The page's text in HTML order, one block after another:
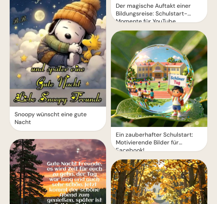
Snoopy wünscht eine gute
Nacht
Der magische Auftakt einer
Bildungsreise: Schulstart-
Momente für YouTube
Ein zauberhafter Schulstart:
Motivierende Bilder für
Facebook!